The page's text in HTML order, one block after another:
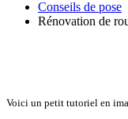
Conseils de pose
Rénovation de
Voici un petit tutoriel en